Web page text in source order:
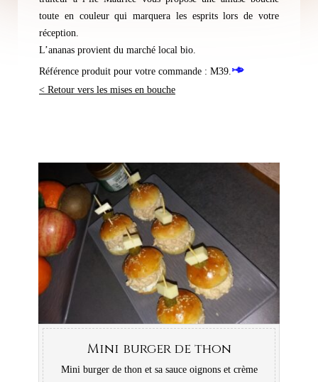
toute en couleur qui marquera les esprits lors de votre
réception.
L’ananas provient du marché local bio.
Référence produit pour votre commande : M39.
< Retour vers les mises en bouche
Mini burger de thon
Mini burger de thon et sa sauce oignons et crème